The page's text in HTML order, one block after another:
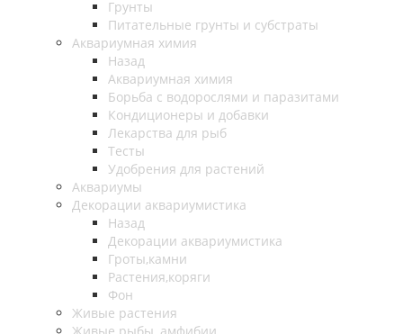
Грунты
Питательные грунты и субстраты
Аквариумная химия
Назад
Аквариумная химия
Борьба с водорослями и паразитами
Кондиционеры и добавки
Лекарства для рыб
Тесты
Удобрения для растений
Аквариумы
Декорации аквариумистика
Назад
Декорации аквариумистика
Гроты,камни
Растения,коряги
Фон
Живые растения